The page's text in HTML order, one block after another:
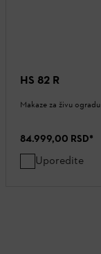
HS 82 R
Makaze za živu ogradu
84.999,00 RSD*
Uporedite